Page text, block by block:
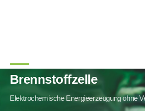
Brennstoffzelle
Elektrochemische Energieerzeugung ohne